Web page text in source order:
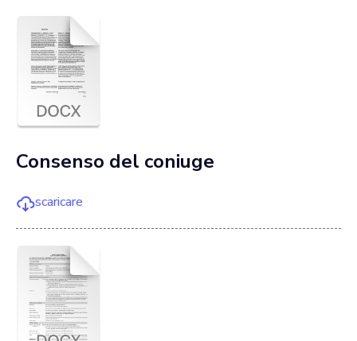
Consenso del coniuge
scaricare